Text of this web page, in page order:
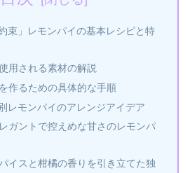
束」レモンパイの基本レシピと特
用される素材の解説
作るための具体的な手順
レモンパイのアレンジアイデア
ガントで控えめな甘さのレモンパ
イスと柑橘の香りを引き立てた独